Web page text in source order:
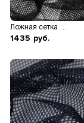
Ложная сетка 42 гр/м.кв.
1435 руб.